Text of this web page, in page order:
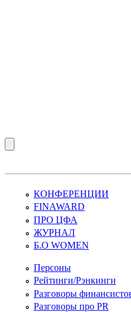
КОНФЕРЕНЦИИ
FINAWARD
ПРО ЦФА
ЖУРНАЛ
Б.О WOMEN
Персоны
Рейтинги/Рэнкинги
Разговоры
Разговоры про PR